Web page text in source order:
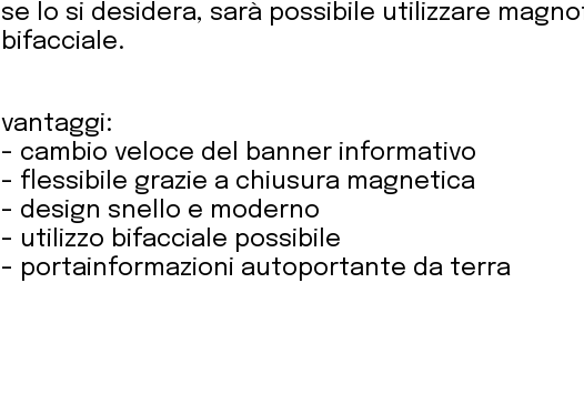
se lo si desidera, sarà possibile utilizzare
bifacciale.
vantaggi:
- cambio veloce del banner informativo
- flessibile grazie a chiusura magnetica
- design snello e moderno
- utilizzo bifacciale possibile
- portainformazioni autoportante da terra